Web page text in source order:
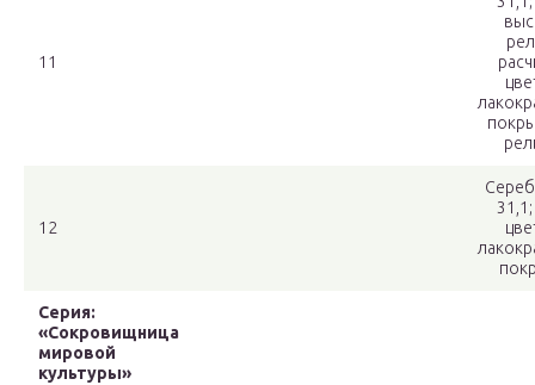
11
12
Серия:
«Сокровищница
мировой
культуры»